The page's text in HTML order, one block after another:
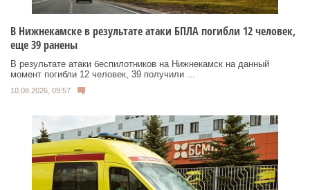
В Нижнекамске в результате атаки БПЛА погибли 12 человек,
еще 39 ранены
В результате атаки беспилотников на Нижнекамск на данный
момент погибли 12 человек, 39 получили ...
10.08.2026, 09:57